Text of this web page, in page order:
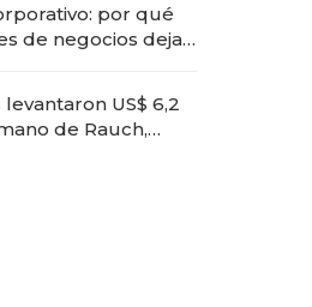
por qué
de negocios dejan
transformadoras
US$ 6,2
de Rauch,